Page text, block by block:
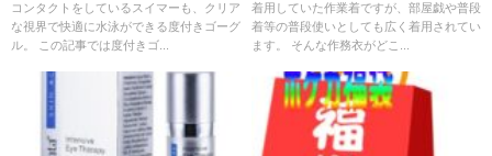
コンタクトをしているスイマーも、クリア
な視界で快適に水泳ができる度付きゴーグ
ル。 この記事では度付きゴ...
着用していた作業着ですが、部屋戯や普段
着等の普段使いとしても広く着用されてい
ます。 そんな作務衣がどこ...